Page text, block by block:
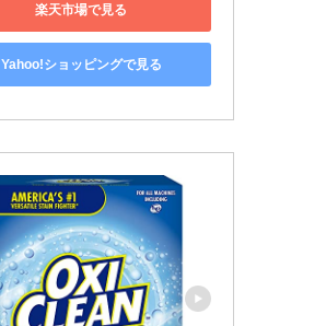
楽天市場で見る
Yahoo!ショッピングで見る